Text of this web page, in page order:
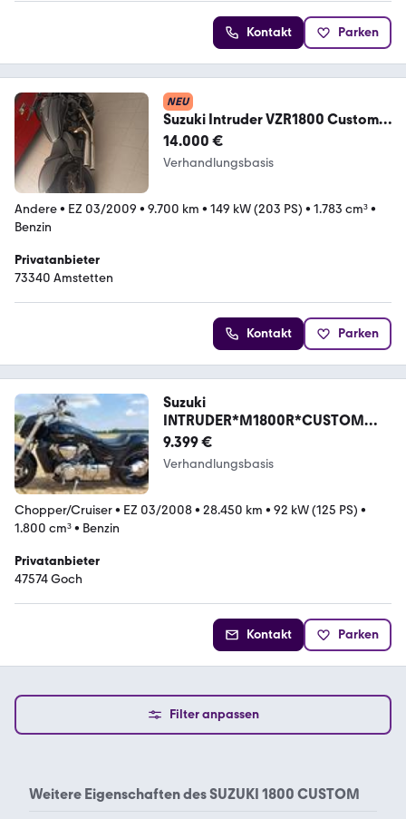
Kontakt Parken
NEU
Suzuki Intruder VZR1800 Custom-
Einzelstück
14.000 €
Verhandlungsbasis
Andere• EZ 03/2009 • 9.700 km • 149 kW (203 PS) • 1.783 cm³•
Benzin
Privatanbieter
73340 Amstetten
Kontakt Parken
Suzuki
INTRUDER*M1800R*CUSTOM
BIKE*THUNDERBIKE*
9.399 €
Verhandlungsbasis
Chopper/Cruiser• EZ 03/2008• 28.450 km • 92 kW (125 PS) •
1.800 cm³• Benzin
Privatanbieter
47574 Goch
Kontakt Parken
Filter anpassen
Weitere Eigenschaften desSUZUKI 1800 CUSTOM